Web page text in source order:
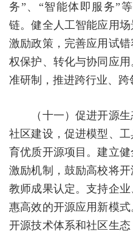
务”、“智能体即服务”
链。健全人工智能应用
激励政策，完善应用试
权保护、转化与协同应
准研制，推进跨行业、跨
（十一）促进开源生
社区建设，促进模型、
育优质开源项目。建立
激励机制，鼓励高校将
教师成果认定。支持企
惠高效的开源应用新模
开源技术体系和社区生